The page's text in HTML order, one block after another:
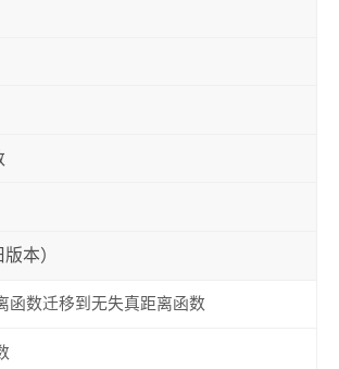
本）
函数迁移到无失真距离函数